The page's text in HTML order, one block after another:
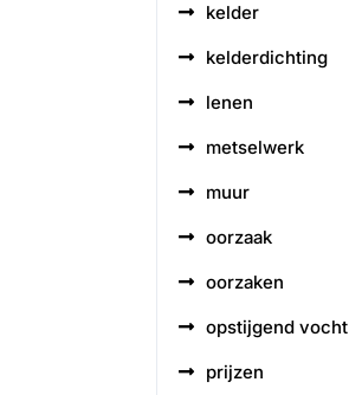
kelder
kelderdichting
lenen
metselwerk
muur
oorzaak
oorzaken
opstijgend vocht
prijzen